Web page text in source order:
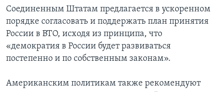
Соединенным Штатам предлагается в ускоренном
порядке согласовать и поддержать план принятия
России в ВТО, исходя из принципа, что
«демократия в России будет развиваться
постепенно и по собственным законам».
Американским политикам также рекомендуют